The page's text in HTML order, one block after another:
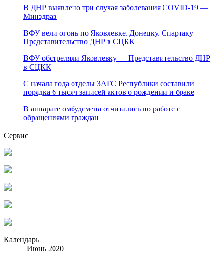
В ДНР выявлено три случая заболевания COVID-19 —
Минздрав
ВФУ вели огонь по Яковлевке, Донецку, Спартаку —
Представительство ДНР в СЦКК
ВФУ обстреляли Яковлевку — Представительство ДНР
в СЦКК
С начала года отделы ЗАГС Республики составили
порядка 6 тысяч записей актов о рождении и браке
В аппарате омбудсмена отчитались по работе с
обращениями граждан
Сервис
Календарь
Июнь 2020